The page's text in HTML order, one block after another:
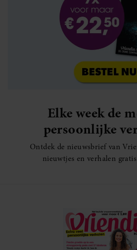
Elke week de
persoonlijke
Ontdek de nieuwsbrief van
nieuwtjes en verhalen